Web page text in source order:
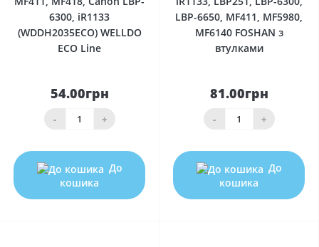
6300, iR1133
(WDDH2035ECO) WELLDO
ECO Line
54.00грн
- +
До
кошика
LBP-6650, MF411, MF5980,
MF6140 FOSHAN з
втулками
81.00грн
- +
До
кошика